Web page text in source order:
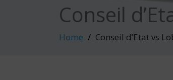
Conseil
Home Conseil d’Etat vs